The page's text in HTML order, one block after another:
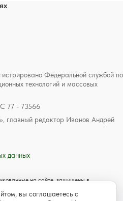
Федеральной службой по
технологий и массовых
77 - 73566
главный редактор Иванов Андрей
данных
на сайте, защищены в
законодательством об авторском
текстовых, фото, аудио и
вы соглашаетесь с